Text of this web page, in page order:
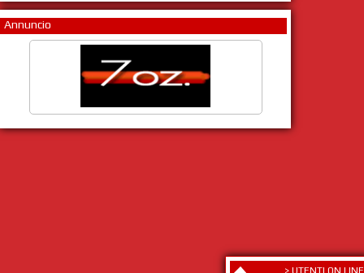
> UTENTI ON LINE
Annuncio